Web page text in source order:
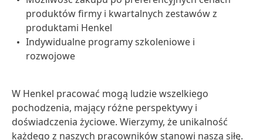
produktów firmy i kwartalnych zestawów z
produktami Henkel
Indywidualne programy szkoleniowe i
rozwojowe
W Henkel pracować mogą ludzie wszelkiego
pochodzenia, mający różne perspektywy i
doświadczenia życiowe. Wierzymy, że unikalność
każdego z naszych pracowników stanowi naszą siłę.